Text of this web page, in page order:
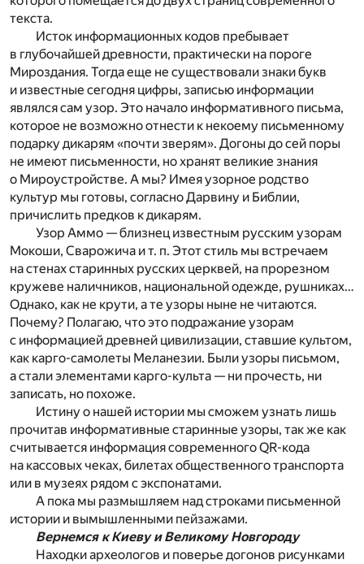
текста.
Исток информационных кодов пребывает
в глубочайшей древности, практически на пороге
Мироздания. Тогда еще не существовали знаки букв
и известные сегодня цифры, записью информации
являлся сам узор. Это начало информативного письма,
которое не возможно отнести к некоему письменному
подарку дикарям «почти зверям». Догоны до сей поры
не имеют письменности, но хранят великие знания
о Мироустройстве. А мы? Имея узорное родство
культур мы готовы, согласно Дарвину и Библии,
причислить предков к дикарям.
Узор Аммо — близнец известным русским узорам
Мокоши, Сварожича и т. п. Этот стиль мы встречаем
на стенах старинных русских церквей, на прорезном
кружеве наличников, национальной одежде, рушниках…
Однако, как не крути, а те узоры ныне не читаются.
Почему? Полагаю, что это подражание узорам
с информацией древней цивилизации, ставшие культом,
как карго-самолеты Меланезии. Были узоры письмом,
а стали элементами карго-культа — ни прочесть, ни
записать, но похоже.
Истину о нашей истории мы сможем узнать лишь
прочитав информативные старинные узоры, так же как
считывается информация современного QR-кода
на кассовых чеках, билетах общественного транспорта
или в музеях рядом с экспонатами.
А пока мы размышляем над строками письменной
истории и вымышленными пейзажами.
Вернемся к Киеву и Великому Новгороду
Находки археологов и поверье догонов рисунками